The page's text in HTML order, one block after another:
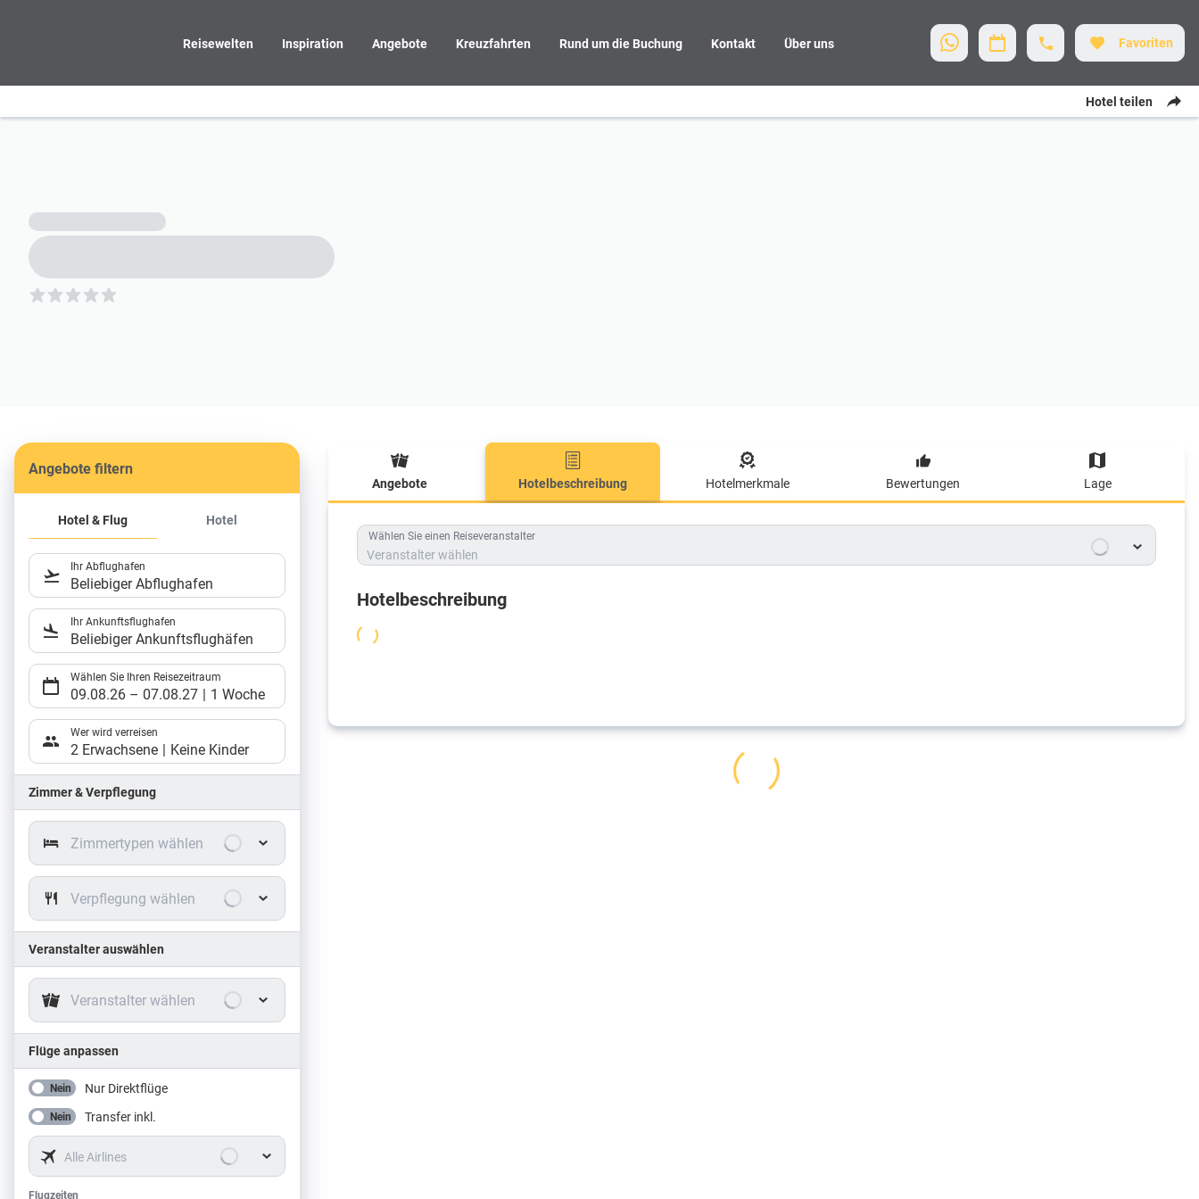
Reisewelten Inspiration Angebote Kreuzfahrten Rund um die Buchung Kontakt Über uns Favoriten
Hotel teilen
5
Angebote filtern
Hotel & Flug Hotel
Ihr Abflughafen
Beliebiger Abflughafen
Ihr Ankunftsflughafen
Beliebiger Ankunftsflughäfen
Wählen Sie Ihren Reisezeitraum
09.08.26 – 07.08.27 1 Woche
Wer wird verreisen
2 Erwachsene Keine Kinder
Zimmer & Verpflegung
Zimmertypen wählen
Verpflegung wählen
Veranstalter auswählen
Veranstalter wählen
Flüge anpassen
Nein Nur Direktflüge
Nein Transfer inkl.
Alle Airlines
Flugzeiten
Flugzeiten
Angebote Hotelbeschreibung Hotelmerkmale Bewertungen Lage
Hotelbeschreibung
Wählen Sie einen Reiseveranstalter
Veranstalter wählen
Hotelbeschreibung